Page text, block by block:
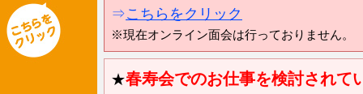
⇒こちらをクリック
※現在オンライン面会は行っておりません。
★春寿会でのお仕事を検討されて